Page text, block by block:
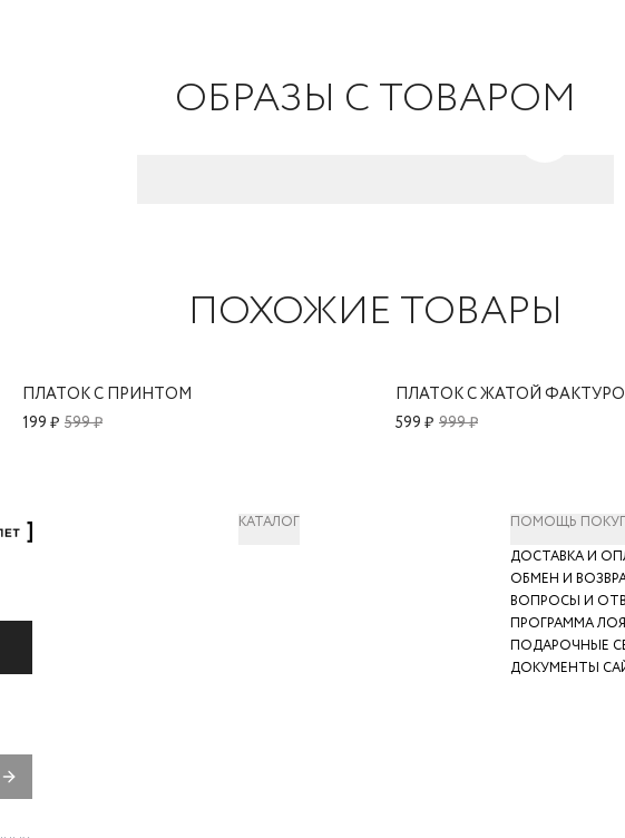
ОБРАЗЫ С ТОВАРОМ
ПОХОЖИЕ ТОВАРЫ
ПЛАТОК С ПРИНТОМ
599 ₽
199 ₽
ПЛАТОК С ЖАТОЙ
999 ₽
599 ₽
КАТАЛОГ
ПОМОЩЬ
ДОСТАВКА И
ОБМЕН И
ВОПРОСЫ И
ПРОГРАММА
ПОДАРОЧНЫЕ
ДОКУМЕНТЫ